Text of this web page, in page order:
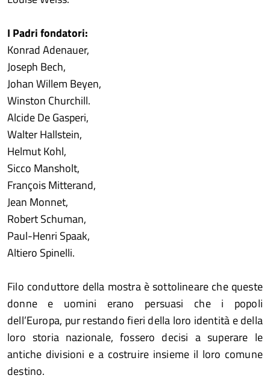
I Padri fondatori:
Konrad Adenauer,
Joseph Bech,
Johan Willem Beyen,
Winston Churchill.
Alcide De Gasperi,
Walter Hallstein,
Helmut Kohl,
Sicco Mansholt,
François Mitterand,
Jean Monnet,
Robert Schuman,
Paul-Henri Spaak,
Altiero Spinelli.
Filo conduttore della mostra è sottolineare che queste
donne e uomini erano persuasi che i popoli
dell’Europa, pur restando fieri della loro identità e della
loro storia nazionale, fossero decisi a superare le
antiche divisioni e a costruire insieme il loro comune
destino.